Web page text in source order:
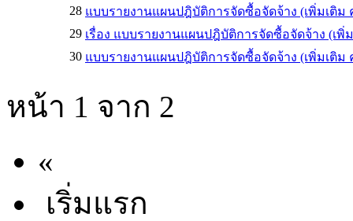
28 แบบรายงานแผนปฎิบัติการจัดซื้อจัดจ้าง (เพิ่มเติม
29 เรื่อง แบบรายงานแผนปฎิบัติการจัดซื้อจัดจ้าง (เ
30 แบบรายงานแผนปฎิบัติการจัดซื้อจัดจ้าง (เพิ่มเติม
หน้า 1 จาก 2
«
เริ่มแรก